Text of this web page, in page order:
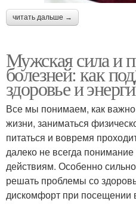
читать дальше →
Мужская сила и
болезней: как
здоровье и
Все мы понимаем, как
жизни, заниматься
питаться и вовремя
далеко не всегда
действиям. Особенно
решать проблемы со
дискомфорт при посещении